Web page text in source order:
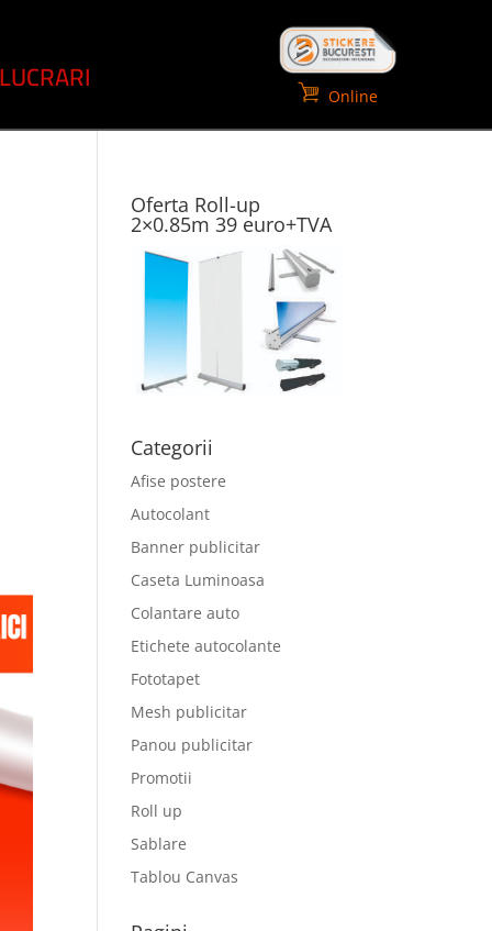
LUCRARI Online
Oferta Roll-up
2×0.85m 39 euro+TVA
Categorii
Afise postere
Autocolant
Banner publicitar
Caseta Luminoasa
Colantare auto
Etichete autocolante
Fototapet
Mesh publicitar
Panou publicitar
Promotii
Roll up
Sablare
Tablou Canvas